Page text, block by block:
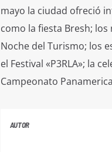
mayo la ciudad ofreció
como la fiesta Bresh; los
Noche del Turismo; los
el Festival «P3RLA»; la
Campeonato
AUTOR